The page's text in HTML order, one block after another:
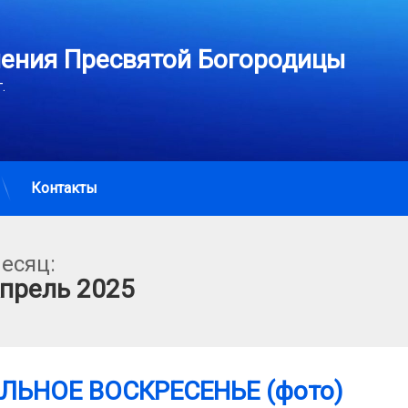
Пресвятой Богородицы
Контакты
2025
ВОСКРЕСЕНЬЕ (фото)